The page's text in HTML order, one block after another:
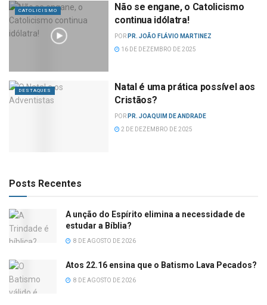
CATOLICISMO
Não se engane, o Catolicismo
continua idólatra!
POR PR. JOÃO FLÁVIO MARTINEZ
16 DE DEZEMBRO DE 2025
DESTAQUES
Natal é uma prática possível aos
Cristãos?
POR PR. JOAQUIM DE ANDRADE
2 DE DEZEMBRO DE 2025
Posts Recentes
A unção do Espírito elimina a necessidade de
estudar a Bíblia?
8 DE AGOSTO DE 2026
Atos 22.16 ensina que o Batismo Lava Pecados?
8 DE AGOSTO DE 2026